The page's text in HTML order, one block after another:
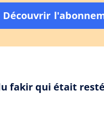
Découvrir
fakir qui était